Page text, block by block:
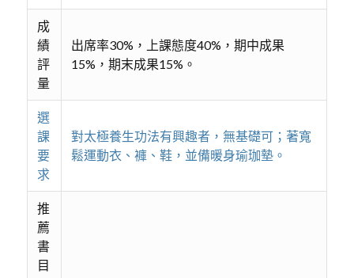
成
績
評
量
出席率30%，上課態度40%，期中成果
15%，期末成果15%。
選
課
要
求
對太極養生功法有興趣者，無基礎可；著寬
鬆運動衣、褲、鞋，並備暖身瑜珈墊。
推
薦
書
目